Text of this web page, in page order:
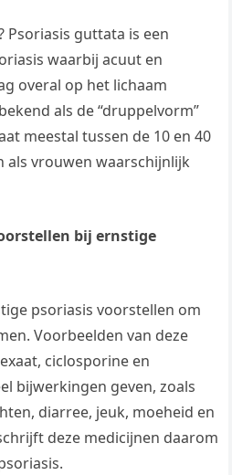
Psoriasis guttata is een
waarbij acuut en
overal op het lichaam
als de “druppelvorm”
meestal tussen de 10 en 40
als vrouwen waarschijnlijk
bij ernstige
psoriasis voorstellen om
Voorbeelden van deze
ciclosporine en
bijwerkingen geven, zoals
diarree, jeuk, moeheid en
deze medicijnen daarom